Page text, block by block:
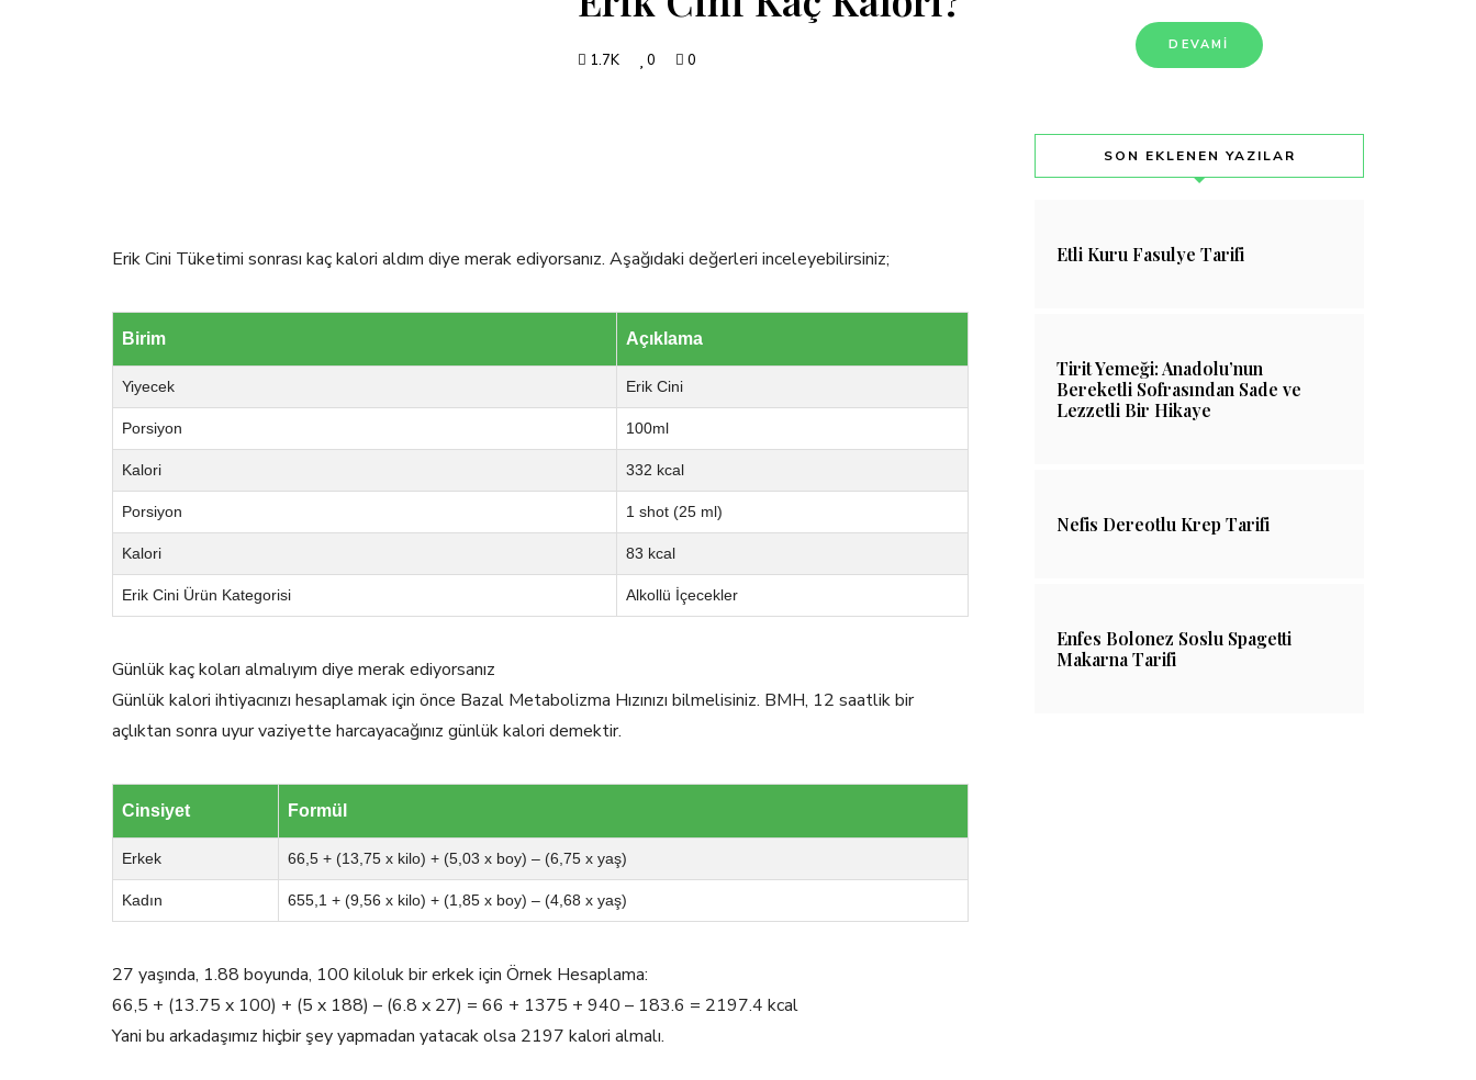
1.7K 0 0
Erik Cini Tüketimi sonrası kaç kalori aldım diye merak ediyorsanız. Aşağıdaki değerleri inceleyebilirsiniz;
Birim Açıklama
Yiyecek Erik Cini
Porsiyon 100ml
Kalori 332 kcal
Porsiyon 1 shot (25 ml)
Kalori 83 kcal
Erik Cini Ürün Kategorisi Alkollü İçecekler
Günlük kaç koları almalıyım diye merak ediyorsanız
Günlük kalori ihtiyacınızı hesaplamak için önce Bazal Metabolizma Hızınızı bilmelisiniz. BMH, 12 saatlik bir
açlıktan sonra uyur vaziyette harcayacağınız günlük kalori demektir.
Cinsiyet Formül
Erkek 66,5 + (13,75 x kilo) + (5,03 x boy) – (6,75 x yaş)
Kadın 655,1 + (9,56 x kilo) + (1,85 x boy) – (4,68 x yaş)
27 yaşında, 1.88 boyunda, 100 kiloluk bir erkek için Örnek Hesaplama:
66,5 + (13.75 x 100) + (5 x 188) – (6.8 x 27) = 66 + 1375 + 940 – 183.6 = 2197.4 kcal
Yani bu arkadaşımız hiçbir şey yapmadan yatacak olsa 2197 kalori almalı.
DEVAMI
SON EKLENEN YAZILAR
Etli Kuru Fasulye Tarifi
Tirit Yemeği: Anadolu’nun
Bereketli Sofrasından Sade ve
Lezzetli Bir Hikaye
Nefis Dereotlu Krep Tarifi
Enfes Bolonez Soslu Spagetti
Makarna Tarifi